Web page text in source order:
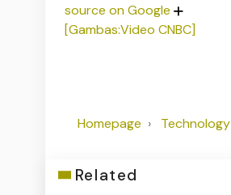
source on Google
[Gambas:Video CNBC]
Homepage Technology
Related